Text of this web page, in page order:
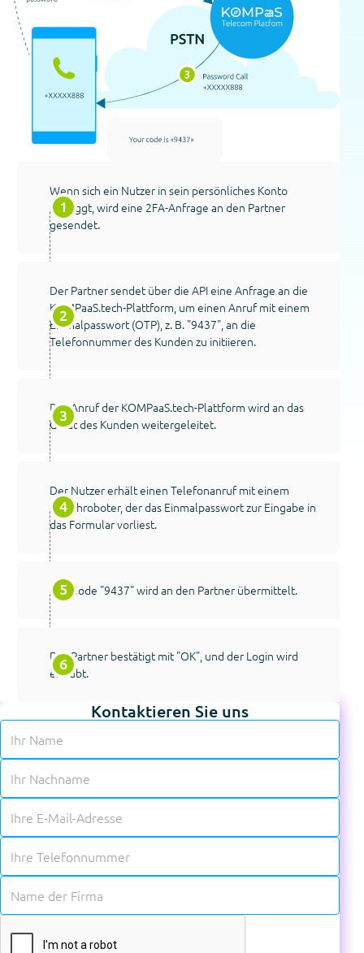
Wenn sich ein Nutzer in sein persönliches Konto
einloggt, wird eine 2FA-Anfrage an den Partner
gesendet.
Der Partner sendet über die API eine Anfrage an die
KOMPaaS.tech-Plattform, um einen Anruf mit einem
Einmalpasswort (OTP), z. B. "9437", an die
Telefonnummer des Kunden zu initiieren.
Der Anruf der KOMPaaS.tech-Plattform wird an das
Gerät des Kunden weitergeleitet.
Der Nutzer erhält einen Telefonanruf mit einem
Sprachroboter, der das Einmalpasswort zur Eingabe in
das Formular vorliest.
Der Code "9437" wird an den Partner übermittelt.
Der Partner bestätigt mit "OK", und der Login wird
erlaubt.
Kontaktieren Sie uns